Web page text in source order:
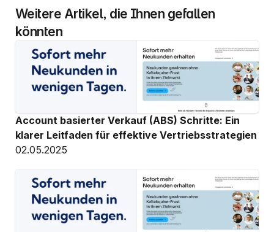
Weitere Artikel, die Ihnen gefallen
könnten
Account basierter Verkauf (ABS) Schritte: Ein
klarer Leitfaden für effektive Vertriebsstrategien
02.05.2025